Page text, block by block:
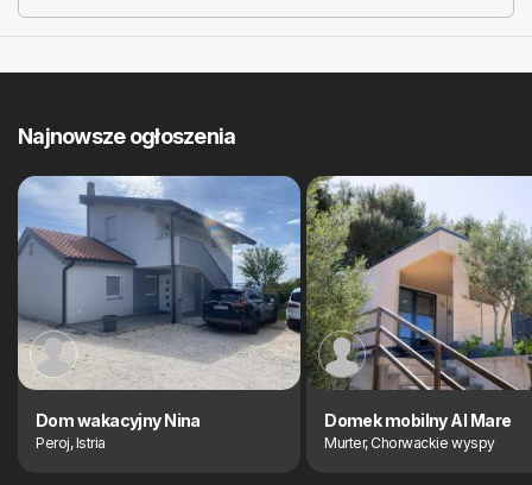
Najnowsze ogłoszenia
Dom wakacyjny Nina
Peroj, Istria
Domek mobilny Al Mare
Murter, Chorwackie wyspy